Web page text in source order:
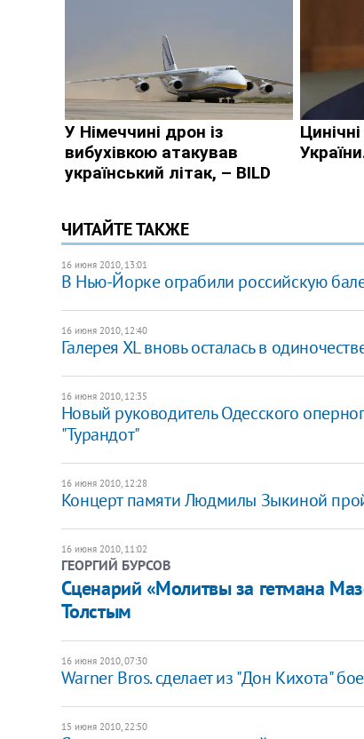
ЧИТАЙТЕ ТАКЖЕ
16 июня 2010, 13:01
В Нью-Йорке ограбили российскую
16 июня 2010, 12:40
Галерея ХL вновь осталась в
16 июня 2010, 12:35
Новый руководитель Одесского
"Турандот"
16 июня 2010, 12:28
Концерт памяти Людмилы Зыкиной
16 июня 2010, 11:02
ГЕОРГИЙ БУРСОВ
Сценарий «Молитвы за гетмана
Толстым
16 июня 2010, 07:30
Warner Bros. сделает из "Дон Кихота"
15 июня 2010, 22:50